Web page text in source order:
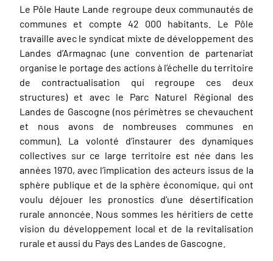
Le Pôle Haute Lande regroupe deux communautés de
communes et compte 42 000 habitants. Le Pôle
travaille avec le syndicat mixte de développement des
Landes d’Armagnac (une convention de partenariat
organise le portage des actions à l’échelle du territoire
de contractualisation qui regroupe ces deux
structures) et avec le Parc Naturel Régional des
Landes de Gascogne (nos périmètres se chevauchent
et nous avons de nombreuses communes en
commun). La volonté d’instaurer des dynamiques
collectives sur ce large territoire est née dans les
années 1970, avec l’implication des acteurs issus de la
sphère publique et de la sphère économique, qui ont
voulu déjouer les pronostics d’une désertification
rurale annoncée. Nous sommes les héritiers de cette
vision du développement local et de la revitalisation
rurale et aussi du Pays des Landes de Gascogne.